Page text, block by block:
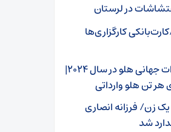
کارت‌بانکی کارگزاری‌ها
افزایش ۸.۶درصدی صادرات جهانی هلو در سال ۲۰۲۴|
زن/ فرزانه انصاری
شد